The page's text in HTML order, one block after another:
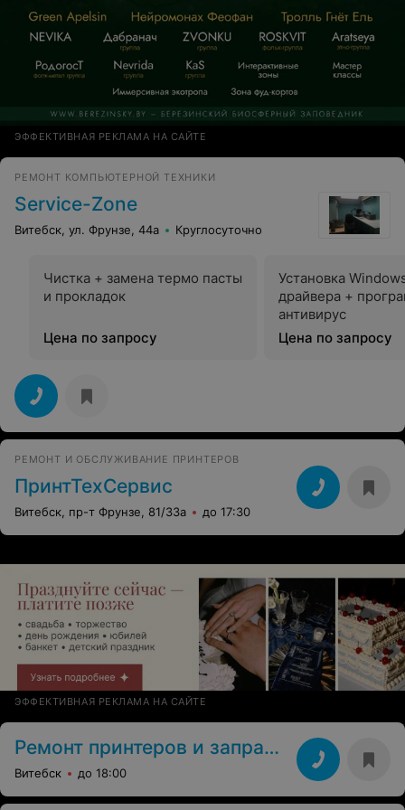
ЭФФЕКТИВНАЯ РЕКЛАМА НА САЙТЕ
РЕМОНТ КОМПЬЮТЕРНОЙ ТЕХНИКИ
Service-Zone
Витебск, ул. Фрунзе, 44а Круглосуточно
Чистка + замена термо пасты
и прокладок
Цена по запросу
Установка
драйвера +
антивирус
Цена по запросу
РЕМОНТ И ОБСЛУЖИВАНИЕ ПРИНТЕРОВ
ПринтТехСервис
Витебск, пр-т Фрунзе, 81/33а до 17:30
ЭФФЕКТИВНАЯ РЕКЛАМА НА САЙТЕ
Ремонт принтеров и заправка карт
Витебск до 18:00